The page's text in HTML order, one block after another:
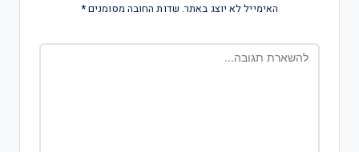
האימייל לא יוצג באתר. שדות החובה מסומנים*